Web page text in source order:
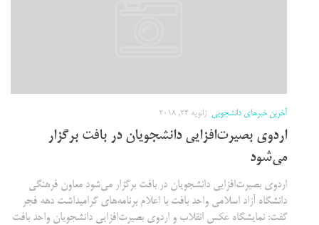
آخرین خبرهای دانشجویی ژانویه 24, 2018
اردوی بصیرت‌افزایی دانشجویان در بافت برگزار
می‌شود
اردوی بصیرت‌افزایی دانشجویان در بافت برگزار می‌شود معاون فرهنگی
دانشگاه آزاد اسلامی واحد بافت با اعلام برنامه‌های گرامیداشت دهه فجر
گفت: نمایشگاه عکس انقلاب و اردوی بصیرت‌افزایی دانشجویان واحد بافت